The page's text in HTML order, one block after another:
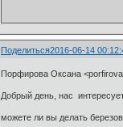
Поделиться2016-06-14
Порфирова Оксана
Добрый день, нас
можете ли вы делать